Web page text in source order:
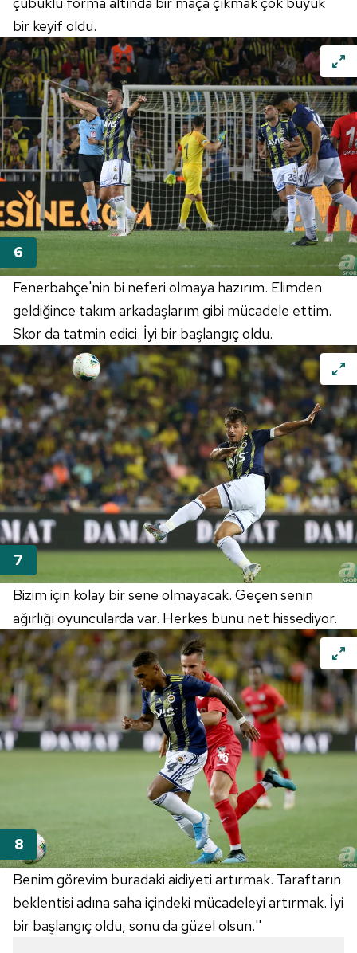
bir keyif oldu.
Fenerbahçe'nin bi neferi olmaya hazırım. Elimden
geldiğince takım arkadaşlarım gibi mücadele ettim.
Skor da tatmin edici. İyi bir başlangıç oldu.
Bizim için kolay bir sene olmayacak. Geçen senin
ağırlığı oyuncularda var. Herkes bunu net hissediyor.
Benim görevim buradaki aidiyeti artırmak. Taraftarın
beklentisi adına saha içindeki mücadeleyi artırmak. İyi
bir başlangıç oldu, sonu da güzel olsun.''